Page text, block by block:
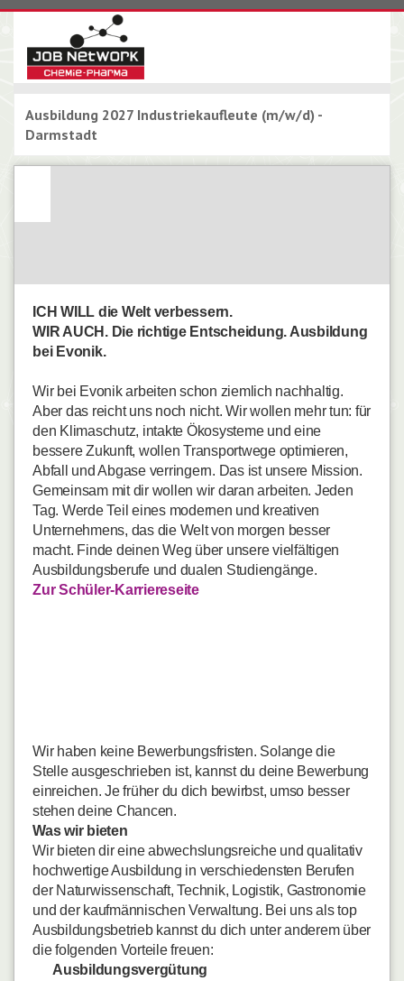
Ausbildung 2027 Industriekaufleute (m/w/d) -
Darmstadt
ICH WILL die Welt verbessern.
WIR AUCH. Die richtige Entscheidung. Ausbildung
bei Evonik.
Wir bei Evonik arbeiten schon ziemlich nachhaltig.
Aber das reicht uns noch nicht. Wir wollen mehr tun: für
den Klimaschutz, intakte Ökosysteme und eine
bessere Zukunft, wollen Transportwege optimieren,
Abfall und Abgase verringern. Das ist unsere Mission.
Gemeinsam mit dir wollen wir daran arbeiten. Jeden
Tag. Werde Teil eines modernen und kreativen
Unternehmens, das die Welt von morgen besser
macht. Finde deinen Weg über unsere vielfältigen
Ausbildungsberufe und dualen Studiengänge.
Zur Schüler-Karriereseite
Wir haben keine Bewerbungsfristen. Solange die
Stelle ausgeschrieben ist, kannst du deine Bewerbung
einreichen. Je früher du dich bewirbst, umso besser
stehen deine Chancen.
Was wir bieten
Wir bieten dir eine abwechslungsreiche und qualitativ
hochwertige Ausbildung in verschiedensten Berufen
der Naturwissenschaft, Technik, Logistik, Gastronomie
und der kaufmännischen Verwaltung. Bei uns als top
Ausbildungsbetrieb kannst du dich unter anderem über
die folgenden Vorteile freuen:
Ausbildungsvergütung